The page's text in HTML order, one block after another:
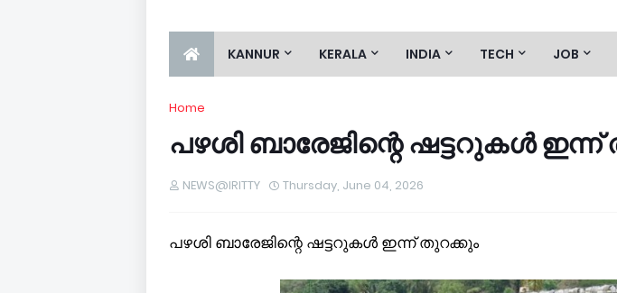
KANNUR KERALA INDIA TECH JOB
Home
പഴശി ബാരേജിന്റെ ഷട്ടറുകൾ
NEWS@IRITTY Thursday, June 04, 2026
പഴശി ബാരേജിന്റെ ഷട്ടറുകൾ ഇന്ന് തുറക്കും